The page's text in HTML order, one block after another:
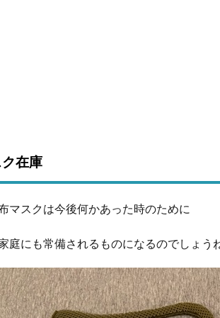
在庫
マスクは今後何かあった時のために
庭にも常備されるものになるのでしょう